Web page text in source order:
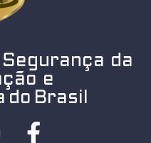
da
e
Brasil